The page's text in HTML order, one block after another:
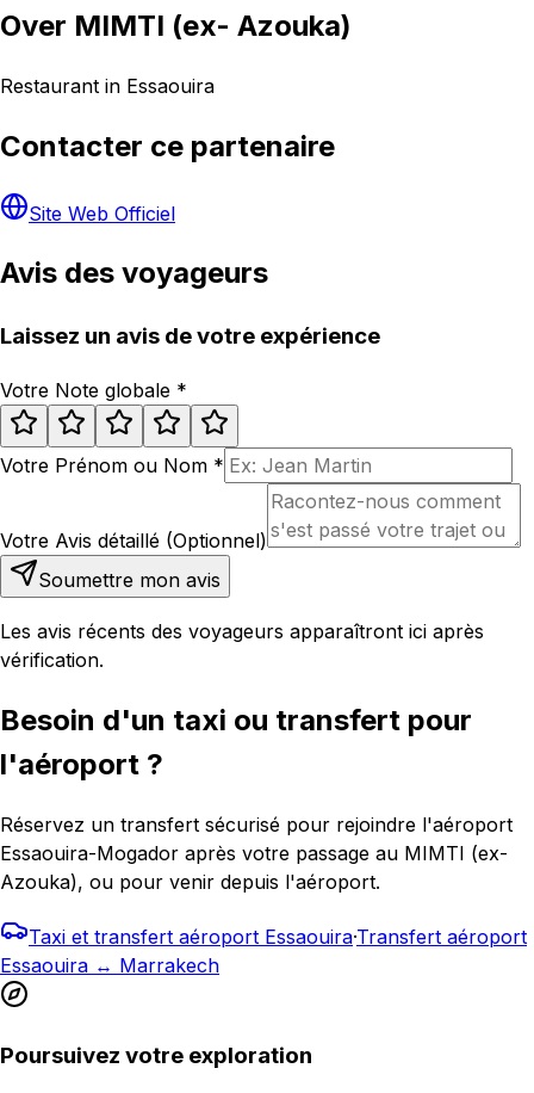
Over MIMTI (ex- Azouka)
Restaurant in Essaouira
Contacter ce partenaire
Site Web Officiel
Avis des voyageurs
Laissez un avis de votre expérience
Votre Note globale *
Votre Prénom ou Nom *
Votre Avis détaillé (Optionnel)
Soumettre mon avis
Les avis récents des voyageurs apparaîtront ici après
vérification.
Besoin d'un taxi ou transfert pour
l'aéroport ?
Réservez un transfert sécurisé pour rejoindre l'aéroport
Essaouira-Mogador après votre passage au MIMTI (ex-
Azouka), ou pour venir depuis l'aéroport.
Taxi et transfert aéroport Essaouira·Transfert aéroport
Essaouira ↔ Marrakech
Poursuivez votre exploration